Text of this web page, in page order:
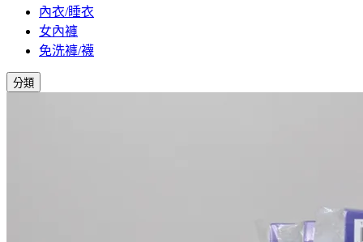
內衣/睡衣
女內褲
免洗褲/襪
分類